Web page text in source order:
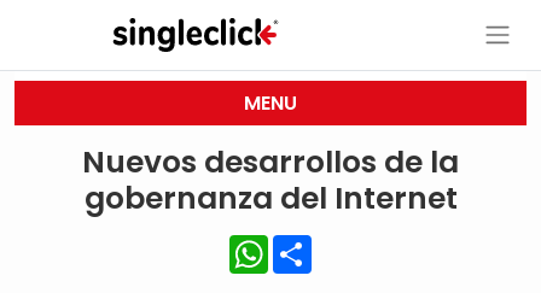
MENU
Nuevos desarrollos de la
gobernanza del Internet
WhatsApp